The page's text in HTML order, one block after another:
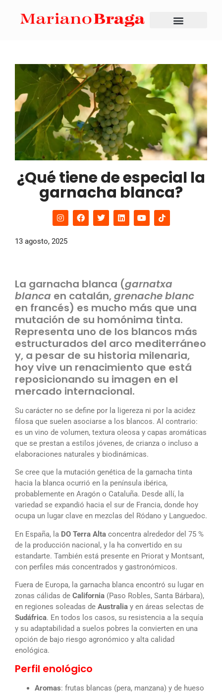
¿Qué tiene de especial la
garnacha blanca?
13 agosto, 2025
La garnacha blanca (garnatxa
blanca en catalán,grenache blanc
en francés) es mucho más que una
mutación de su homónima tinta.
Representa uno de los blancos más
estructurados del arco mediterráneo
y, a pesar de su historia milenaria,
hoy vive un renacimiento que está
reposicionando su imagen en el
mercado internacional.
Su carácter no se define por la ligereza ni por la acidez
filosa que suelen asociarse a los blancos. Al contrario:
es un vino de volumen, textura oleosa y capas aromáticas
que se prestan a estilos jóvenes, de crianza o incluso a
elaboraciones naturales y biodinámicas.
Se cree que la mutación genética de la garnacha tinta
hacia la blanca ocurrió en la península ibérica,
probablemente en Aragón o Cataluña. Desde allí, la
variedad se expandió hacia el sur de Francia, donde hoy
ocupa un lugar clave en mezclas del Ródano y Languedoc.
En España, la DO Terra Alta concentra alrededor del 75 %
de la producción nacional, y la ha convertido en su
estandarte. También está presente en Priorat y Montsant,
con perfiles más concentrados y gastronómicos.
Fuera de Europa, la garnacha blanca encontró su lugar en
zonas cálidas de California (Paso Robles, Santa Bárbara),
en regiones soleadas de Australia y en áreas selectas de
Sudáfrica. En todos los casos, su resistencia a la sequía
y su adaptabilidad a suelos pobres la convierten en una
opción de bajo riesgo agronómico y alta calidad
enológica.
Perfil enológico
Aromas: frutas blancas (pera, manzana) y de hueso